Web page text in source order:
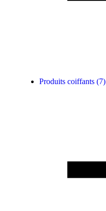
Produits coiffants (7)